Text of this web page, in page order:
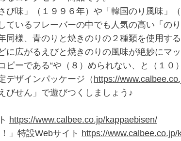
味」（１９９６年）や「韓国のり風味」
ているフレーバーの中でも人気の高い「の
同様、青のりと焼きのりの２種類を使用す
広がるえびと焼きのりの風味が絶妙にマ
ーである“や（８）められない、と（１０
デザインパッケージ（ https://
びせん」で遊びつくしましょう♪
https://www.calbee.co.jp/kappaebisen/
」特設Webサイト https://